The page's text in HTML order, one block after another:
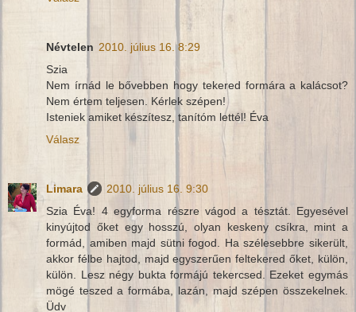
Névtelen 2010. július 16. 8:29
Szia
Nem írnád le bővebben hogy tekered formára a kalácsot?
Nem értem teljesen. Kérlek szépen!
Isteniek amiket készítesz, tanítóm lettél! Éva
Válasz
Limara
2010. július 16. 9:30
Szia Éva! 4 egyforma részre vágod a tésztát. Egyesével
kinyújtod őket egy hosszú, olyan keskeny csíkra, mint a
formád, amiben majd sütni fogod. Ha szélesebbre sikerült,
akkor félbe hajtod, majd egyszerűen feltekered őket, külön,
külön. Lesz négy bukta formájú tekercsed. Ezeket egymás
mögé teszed a formába, lazán, majd szépen összekelnek.
Üdv